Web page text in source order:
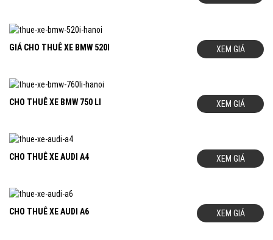
GIÁ CHO THUÊ XE BMW 520I XEM GIÁ
CHO THUÊ XE BMW 750 LI XEM GIÁ
CHO THUÊ XE AUDI A4 XEM GIÁ
CHO THUÊ XE AUDI A6 XEM GIÁ